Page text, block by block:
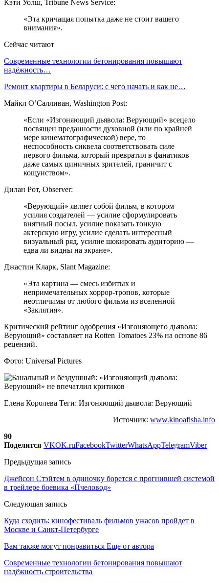
Кэти Уолш, Tribune News Service:
«Эта кричащая попытка даже не стоит вашего
внимания».
Сейчас читают
Современные технологии бетонирования повышают
надёжность…
Ремонт квартиры в Беларуси: с чего начать и как не…
Майкл О’Салливан, Washington Post:
«Если «Изгоняющий дьявола: Верующий» всецело
посвящен преданности духовной (или по крайней
мере кинематографической) вере, то
неспособность сиквела соответствовать силе
первого фильма, который превратил в фанатиков
даже самых циничных зрителей, граничит с
кощунством».
Дилан Рот, Observer:
«Верующий» являет собой фильм, в котором
усилия создателей — усилие сформулировать
внятный посыл, усилие показать тонкую
актерскую игру, усилие сделать интересный
визуальный ряд, усилие шокировать аудиторию —
едва ли видны на экране».
Джастин Кларк, Slant Magazine:
«Эта картина — смесь избитых и
непримечательных хоррор-тропов, которые
неотличимы от любого фильма из вселенной
«Заклятия».
Критический рейтинг одобрения «Изгоняющего дьявола:
Верующий» составляет на Rotten Tomatoes 23% на основе 86
рецензий.
Фото: Universal Pictures
Елена Королева Теги: Изгоняющий дьявола: Верующий
Источник: www.kinoafisha.info
90
Поделится VKOK.ruFacebookTwitterWhatsAppTelegramViber
Предыдущая запись
Джейсон Стэйтем в одиночку борется с прогнившей системой
в трейлере боевика «Пчеловод»
Следующая запись
Куда сходить: кинофестиваль фильмов ужасов пройдет в
Москве и Санкт-Петербурге
Вам также могут понравиться Еще от автора
Современные технологии бетонирования повышают
надёжность строительства